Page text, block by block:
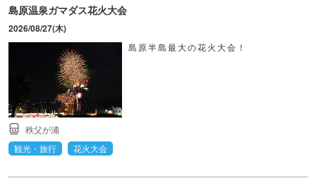
島原温泉ガマダス花火大会
2026/08/27(木)
島原半島最大の花火大会！
秩父が浦
観光・旅行
花火大会